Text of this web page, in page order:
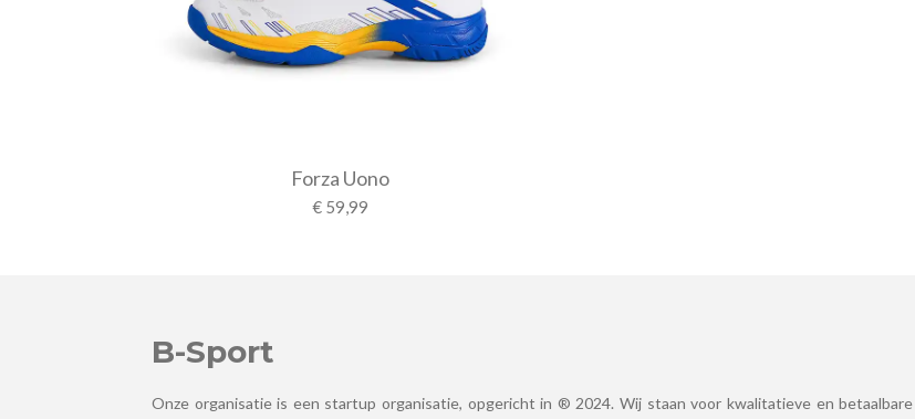
Forza Uono
€ 59,99
B-Sport
Onze organisatie is een startup organisatie, opgericht in ® 2024. Wij staan voor kwalitatieve en